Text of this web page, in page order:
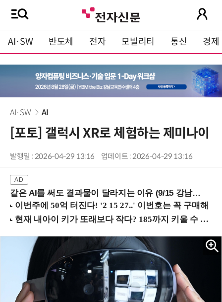
AI·SW 반도체 전자 모빌리티 통신 경제
AI·SW AI
[포토] 갤럭시 XR로 체험하는 제미나이
발행일 : 2026-04-29 13:16 업데이트 : 2026-04-29 13:16
같은 AI를 써도 결과물이 달라지는 이유 (9/15 강남역)